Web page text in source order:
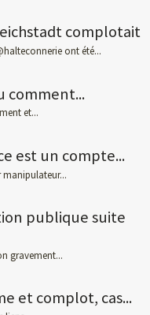
complotait
ont été...
comment...
et...
est un compte...
publique suite
gravement...
et complot, cas...